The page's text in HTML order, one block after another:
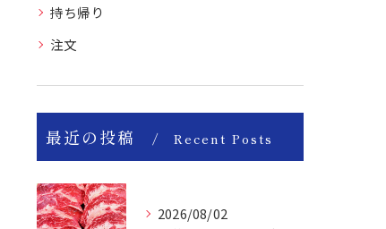
持ち帰り
注文
最近の投稿 Recent Posts
2026/08/02